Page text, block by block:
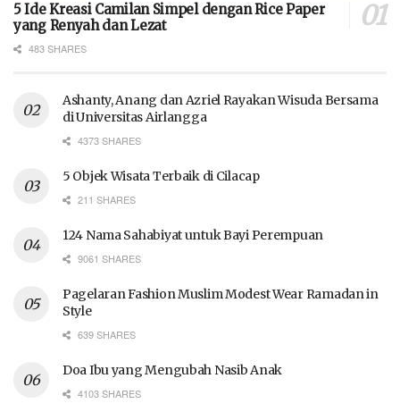
5 Ide Kreasi Camilan Simpel dengan Rice Paper
yang Renyah dan Lezat
483 SHARES
Ashanty, Anang dan Azriel Rayakan Wisuda Bersama
di Universitas Airlangga
4373 SHARES
5 Objek Wisata Terbaik di Cilacap
211 SHARES
124 Nama Sahabiyat untuk Bayi Perempuan
9061 SHARES
Pagelaran Fashion Muslim Modest Wear Ramadan in
Style
639 SHARES
Doa Ibu yang Mengubah Nasib Anak
4103 SHARES